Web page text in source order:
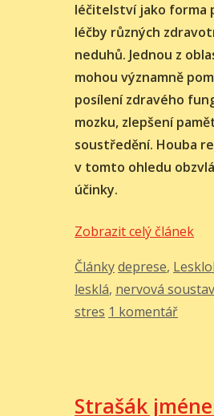
léčitelství jako forma
léčby různých
neduhů. Jednou z
mohou významně
posílení zdravého
mozku, zlepšení
soustředění. Houba
v tomto ohledu
účinky.
Zobrazit celý článekJak
a
Rubriky
ČlánkyŠtítky
deprese,
lesklá, nervová
stres 1 komentář
Strašák